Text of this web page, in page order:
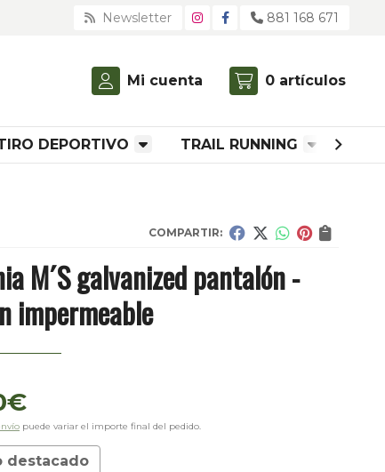
Newsletter 881 168 671
Mi cuenta 0 artículos
DEPORTIVO TRAIL RUNNING
COMPARTIR:
M´S galvanized pantalón -
impermeable
€
puede variar el importe final del pedido.
destacado